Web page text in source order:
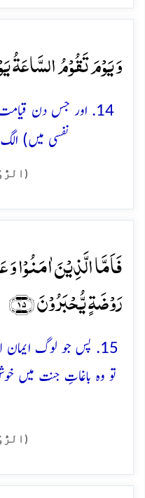
وَ یَوۡمَ تَقُوۡمُ السَّاعَۃُ
14. اور جس دن
نفسی میں)
فَاَمَّا الَّذِیۡنَ اٰمَنُوۡا
رَوۡضَۃٍ یُّحۡبَرُوۡنَ ﴿۱۵﴾
15. پس جو لوگ
تو وہ باغاتِ جنت میں